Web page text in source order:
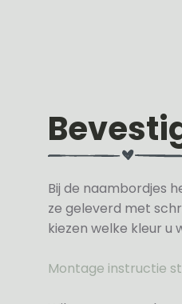
Bij de naambordjes
ze geleverd met
kiezen welke kleur u
Montage instructie